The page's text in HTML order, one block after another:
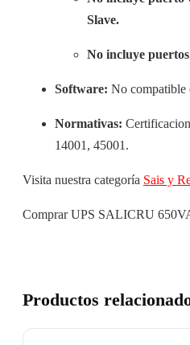
Slave.
No incluye
Software: No compatible
Normativas:
14001, 45001.
Visita nuestra categoría Sais y
Comprar UPS SALICRU
Productos